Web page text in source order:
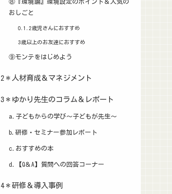
⑧『環境論』環境設定のポイント＆人気の
おしごと
0.1.2歳児さんにおすすめ
3歳以上のお友達におすすめ
⑨モンテをはじめよう
2＊人材育成＆マネジメント
3＊ゆかり先生のコラム＆レポート
a.子どもからの学び～子どもが先生～
b.研修・セミナー参加レポート
c.おすすめの本
d.【Q＆A】質問への回答コーナー
4＊研修＆導入事例